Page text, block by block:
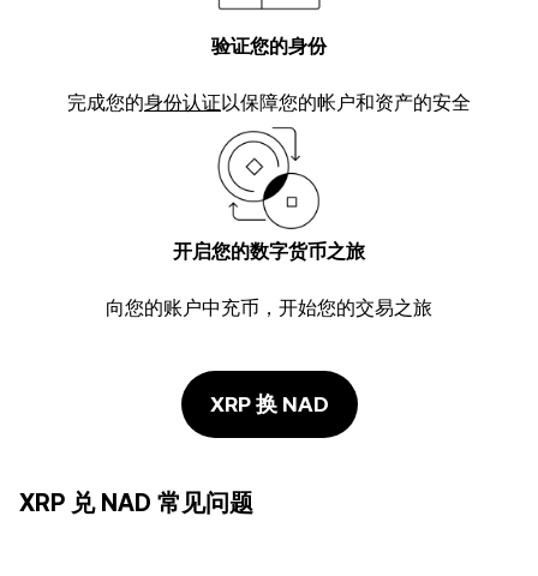
验证您的身份
完成您的身份认证以保障您的帐户和资产的安全
开启您的数字货币之旅
向您的账户中充币，开始您的交易之旅
XRP 换 NAD
XRP 兑 NAD 常见问题